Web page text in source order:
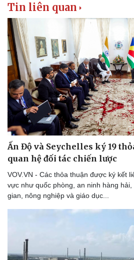
Tin liên quan
Ấn Độ và Seychelles ký 19
quan hệ đối tác chiến lược
VOV.VN - Các thỏa thuận được ký kết
vực như quốc phòng, an ninh hàng
gian, nông nghiệp và giáo dục...